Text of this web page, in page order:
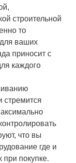
строительной
то
ваших
приносит с
каждого
стремится
что вы
где и
при покупке.